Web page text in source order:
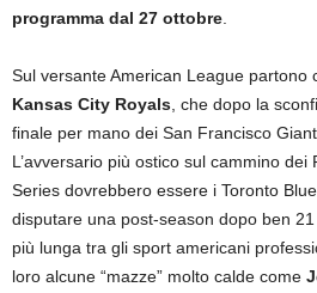
programma dal 27 ottobre
Sul versante American League partono
Kansas City Royals , che dopo la
finale per mano dei San Francisco
L’avversario più ostico sul cammino dei
Series dovrebbero essere i Toronto
disputare una post-season dopo ben
più lunga tra gli sport americani
loro alcune “mazze” molto calde come